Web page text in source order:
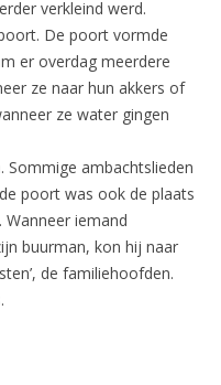
verkleind werd.
De poort vormde
er overdag meerdere
ze naar hun akkers of
ze water gingen
ambachtslieden
poort was ook de plaats
iemand
buurman, kon hij naar
de familiehoofden.